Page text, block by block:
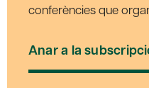
conferències que
Anar a la